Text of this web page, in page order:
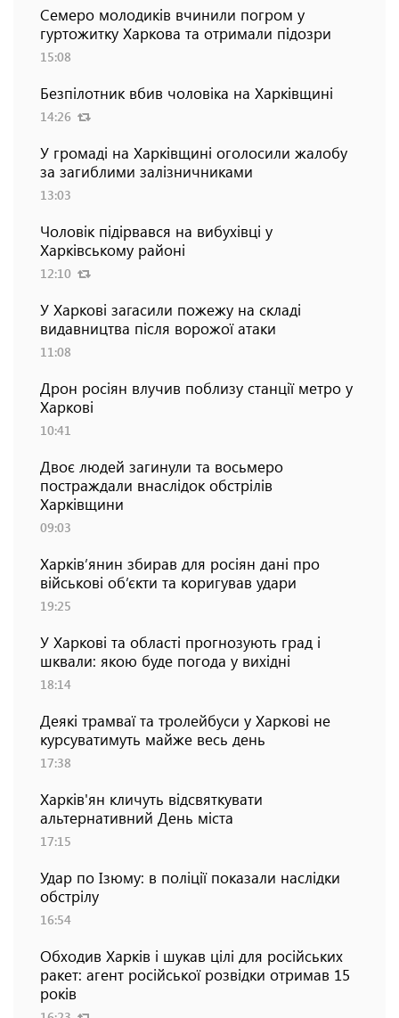
Семеро молодиків вчинили погром у
гуртожитку Харкова та отримали підозри
15:08
Безпілотник вбив чоловіка на Харківщині
14:26
У громаді на Харківщині оголосили жалобу
за загиблими залізничниками
13:03
Чоловік підірвався на вибухівці у
Харківському районі
12:10
У Харкові загасили пожежу на складі
видавництва після ворожої атаки
11:08
Дрон росіян влучив поблизу станції метро у
Харкові
10:41
Двоє людей загинули та восьмеро
постраждали внаслідок обстрілів
Харківщини
09:03
Харків’янин збирав для росіян дані про
військові об’єкти та коригував удари
19:25
У Харкові та області прогнозують град і
шквали: якою буде погода у вихідні
18:14
Деякі трамваї та тролейбуси у Харкові не
курсуватимуть майже весь день
17:38
Харків'ян кличуть відсвяткувати
альтернативний День міста
17:15
Удар по Ізюму: в поліції показали наслідки
обстрілу
16:54
Обходив Харків і шукав цілі для російських
ракет: агент російської розвідки отримав 15
років